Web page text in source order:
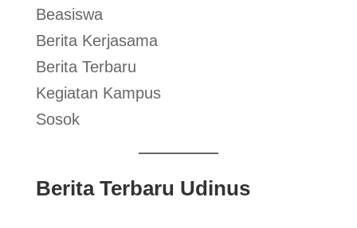
Beasiswa
Berita Kerjasama
Berita Terbaru
Kegiatan Kampus
Sosok
Berita Terbaru Udinus